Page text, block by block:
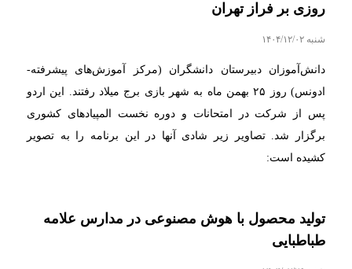
روزی بر فراز تهران
شنبه ۱۴۰۴/۱۲/۰۲
دانش‌آموزان دبیرستان دانشگران (مرکز آموزش‌های پیشرفته-
ادونس) روز ۲۵ بهمن ماه به شهر بازی برج میلاد رفتند. این اردو
پس از شرکت در امتحانات و دوره نخست المپیادهای کشوری
برگزار شد. تصاویر زیر شادی آنها در این برنامه را به تصویر
کشیده است:
تولید محصول با هوش مصنوعی در مدارس علامه
طباطبایی